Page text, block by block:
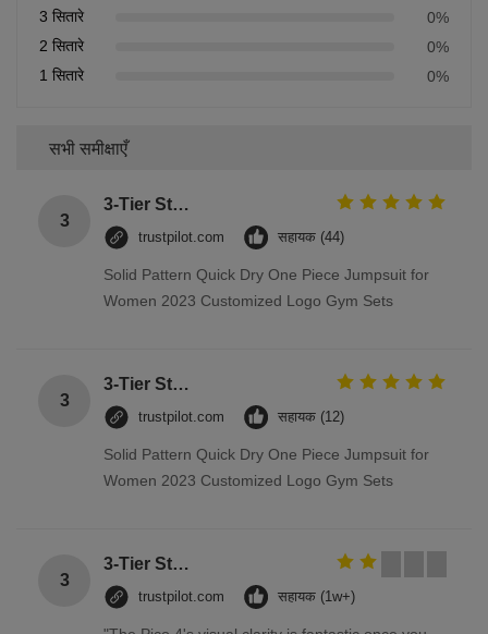
3 सितारे
0%
2 सितारे
0%
1 सितारे
0%
सभी समीक्षाएँ
3
3-Tier Stainless Steel Storage Racks On Wheels Multi - Functional Saving Space
trustpilot.com सहायक (44)
Solid Pattern Quick Dry One Piece Jumpsuit for
Women 2023 Customized Logo Gym Sets
3
3-Tier Stainless Steel Storage Racks On Wheels Multi - Functional Saving Space
trustpilot.com सहायक (12)
Solid Pattern Quick Dry One Piece Jumpsuit for
Women 2023 Customized Logo Gym Sets
3
3-Tier Stainless Steel Storage Racks On Wheels Multi - Functional Saving Space
trustpilot.com सहायक (1w+)